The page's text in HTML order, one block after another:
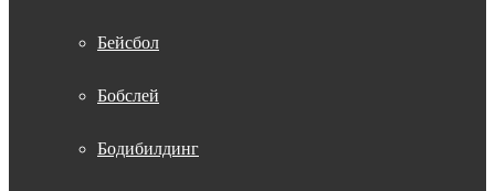
Бейсбол
Бобслей
Бодибилдинг